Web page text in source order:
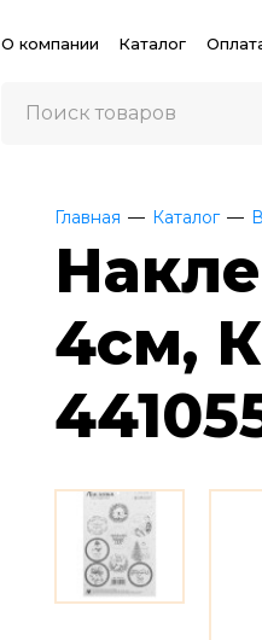
О компании Каталог
Главная Каталог
4см,